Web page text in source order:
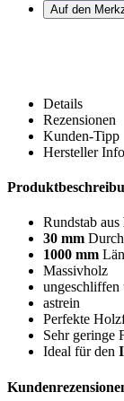
Details
Rezensionen
Kunden-Tipp
Hersteller
Rundstab aus
30 mm
1000 mm
Massivholz
ungeschliffen
astrein
Perfekte
Sehr geringe
Ideal für den